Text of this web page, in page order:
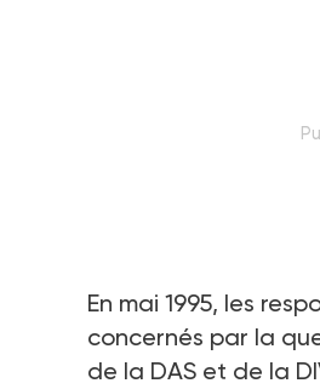
En mai 1995, les
concernés par la
de la DAS et de la